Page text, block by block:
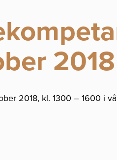
2018
2018, kl. 1300 – 1600 i